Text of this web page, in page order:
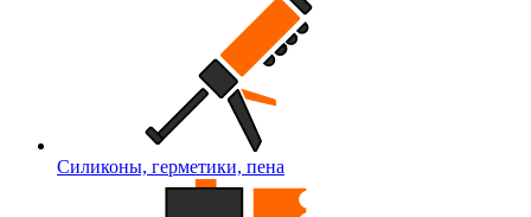
Силиконы, герметики, пена